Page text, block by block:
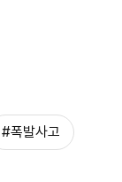
#폭발사고